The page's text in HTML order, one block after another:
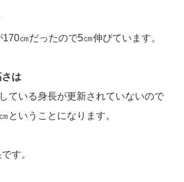
㎝だったので5㎝伸びています。
は
ている身長が更新されていないので
ということになります。
す。